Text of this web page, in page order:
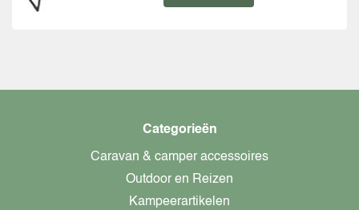
Categorieën
Caravan & camper accessoires
Outdoor en Reizen
Kampeerartikelen